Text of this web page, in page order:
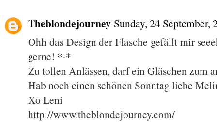
Theblondejourney Sunday, 24 September,
Ohh das Design der Flasche gefällt mir
gerne! *-*
Zu tollen Anlässen, darf ein Gläschen zum
Hab noch einen schönen Sonntag liebe
Xo Leni
http://www.theblondejourney.com/